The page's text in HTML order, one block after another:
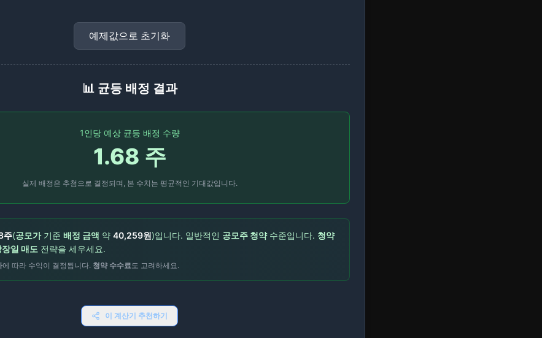
예제값으로 초기화
📊 균등 배정 결과
1인당 예상 균등 배정 수량
1.68 주
실제 배정은 추첨으로 결정되며, 본 수치는 평균적인 기대값입니다.
주(공모가기준 배정 금액 약 40,259원)입니다. 일반적인 공모주 청약수준입니다. 청약
일 매도 전략을 세우세요.
에 따라 수익이 결정됩니다. 청약 수수료도 고려하세요.
이 계산기 추천하기